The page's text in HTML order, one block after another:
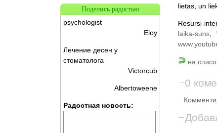
lietas, un
Resursi
laika-suns,
на
0
Поделись радостью
psychologist
Eloy
Лечение десен у
стоматолога
Victorcub
Albertoweene
Радостная новость: